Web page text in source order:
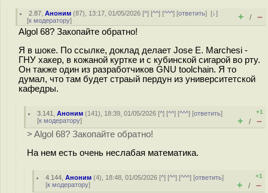
2.87 ,Аноним (87), 13:17, 01/05/2026 [^] [^^] [^^^] [ответить][↓]
[к модератору] + / –
Algol 68? Закопайте обратно!
Я в шоке. По ссылке, доклад делает Jose E. Marchesi -
ГНУ хакер, в кожаной куртке и с кубинской сигарой во рту.
Он также один из разработчиков GNU toolchain. Я то
думал, что там будет страый пердун из университетской
кафедры.
3.141 ,Аноним (141), 18:39, 01/05/2026 [^] [^^] [^^^] [ответить]
[к модератору]
+1
+ / –
> Algol 68? Закопайте обратно!
На нем есть очень неслабая математика.
4.144 ,Аноним (4), 18:48, 01/05/2026 [^] [^^] [^^^] [ответить]
[к модератору]
+1
+ / –